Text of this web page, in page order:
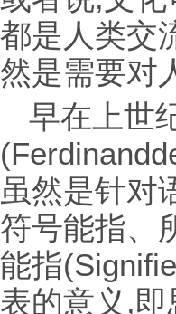
都是人类交
然是需要对
早在上世
虽然是针对
符号能指、
能指
表的意义,